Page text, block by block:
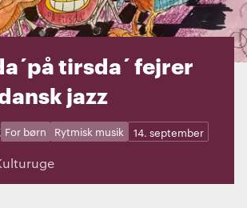
tirsda´ fejrer
jazz
For børn Rytmisk musik 14. september